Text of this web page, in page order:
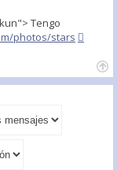
Tengo
photos/stars